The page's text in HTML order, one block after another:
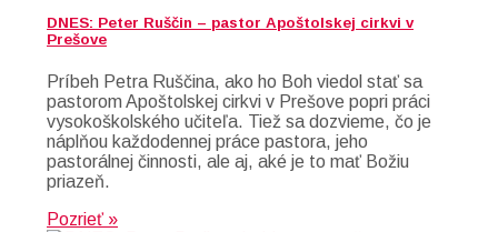
DNES: Peter Ruščin – pastor Apoštolskej cirkvi v
Prešove
Príbeh Petra Ruščina, ako ho Boh viedol stať sa
pastorom Apoštolskej cirkvi v Prešove popri práci
vysokoškolského učiteľa. Tiež sa dozvieme, čo je
náplňou každodennej práce pastora, jeho
pastorálnej činnosti, ale aj, aké je to mať Božiu
priazeň.
Pozrieť »